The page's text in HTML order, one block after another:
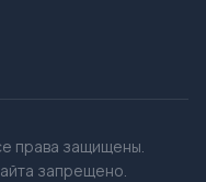
права защищены.
запрещено.